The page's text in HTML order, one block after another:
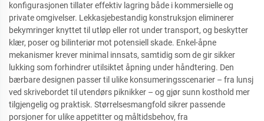
konfigurasjonen tillater effektiv lagring både i kommersielle og
private omgivelser. Lekkasjebestandig konstruksjon eliminerer
bekymringer knyttet til utløp eller rot under transport, og beskytter
klær, poser og bilinteriør mot potensiell skade. Enkel-åpne
mekanismer krever minimal innsats, samtidig som de gir sikker
lukking som forhindrer utilsiktet åpning under håndtering. Den
bærbare designen passer til ulike konsumeringsscenarier – fra lunsj
ved skrivebordet til utendørs piknikker – og gjør sunn kosthold mer
tilgjengelig og praktisk. Størrelsesmangfold sikrer passende
porsjoner for ulike appetitter og måltidsbehov, fra